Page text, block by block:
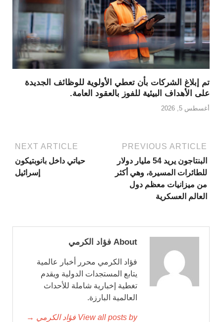
تم إبلاغ الشركات بأن تعطي الأولوية للوظائف الجديدة
على الأهداف البيئية للفوز بالعقود العامة.
أغسطس 5, 2026
PREVIOUS ARTICLE
البنتاجون يريد 54 مليار دولار
للطائرات المسيرة، وهي أكثر
من ميزانيات معظم دول
العالم العسكرية
NEXT ARTICLE
حياتي داخل بانوبتيكون
إسرائيل
About فؤاد الكرمي
فؤاد الكرمي محرر أخبار عالمية
يتابع المستجدات الدولية ويقدم
تغطية إخبارية شاملة للأحداث
العالمية البارزة.
View all posts by فؤاد الكرمي →